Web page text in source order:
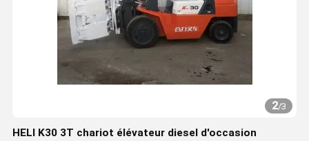
2/3
HELI K30 3T chariot élévateur diesel d'occasion